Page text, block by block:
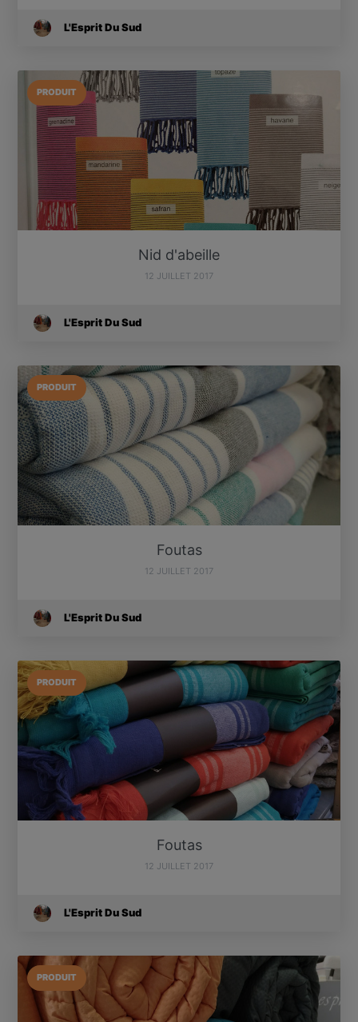
L'Esprit Du Sud
PRODUIT
Nid d'abeille
12 JUILLET 2017
L'Esprit Du Sud
PRODUIT
Foutas
12 JUILLET 2017
L'Esprit Du Sud
PRODUIT
Foutas
12 JUILLET 2017
L'Esprit Du Sud
PRODUIT